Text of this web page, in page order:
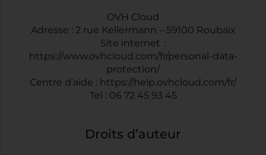
OVH Cloud
Adresse : 2 rue Kellermann – 59100 Roubaix
Site internet :
https://www.ovhcloud.com/fr/personal-data-
protection/
Centre d’aide : https://help.ovhcloud.com/fr/
Tel : 06 72 45 93 45
Droits d’auteur